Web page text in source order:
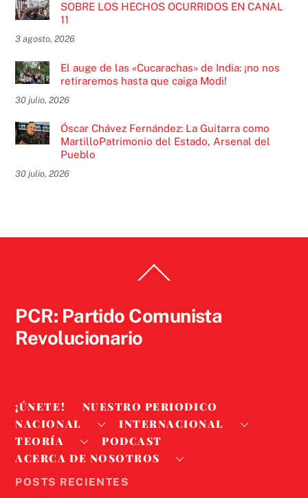
SOBRE LOS HECHOS OCURRIDOS EN CANAL
11
3 agosto, 2026
El auge de las «Cucarachas» de India: ¡no nos
retiraremos hasta que caiga Modi!
30 julio, 2026
Óscar Chávez Fernández: La Guitarra como
MartilloPatrimonio del Estado, Arsenal del
Pueblo
30 julio, 2026
To
PCR: Partido Comunista
Revolucionario
¡ÚNETE!
NUESTRO PERIODICO
NACIONAL
INTERNACIONAL
TEORÍA
PODCAST
ACERCA DE NOSOTROS
POSTS RECIENTES